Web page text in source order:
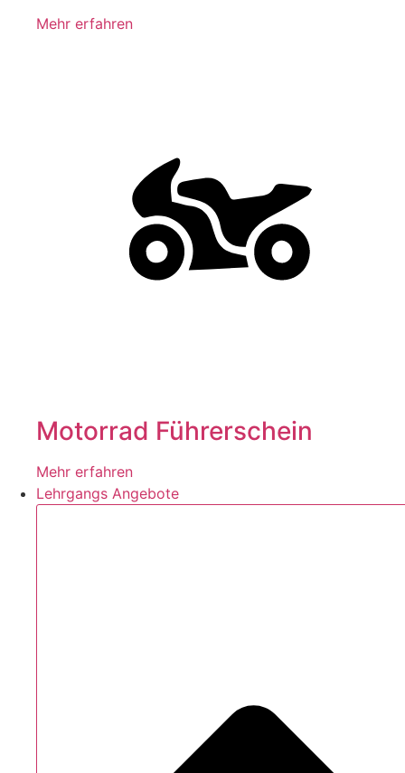
Mehr erfahren
Motorrad Führerschein
Mehr erfahren
Lehrgangs Angebote